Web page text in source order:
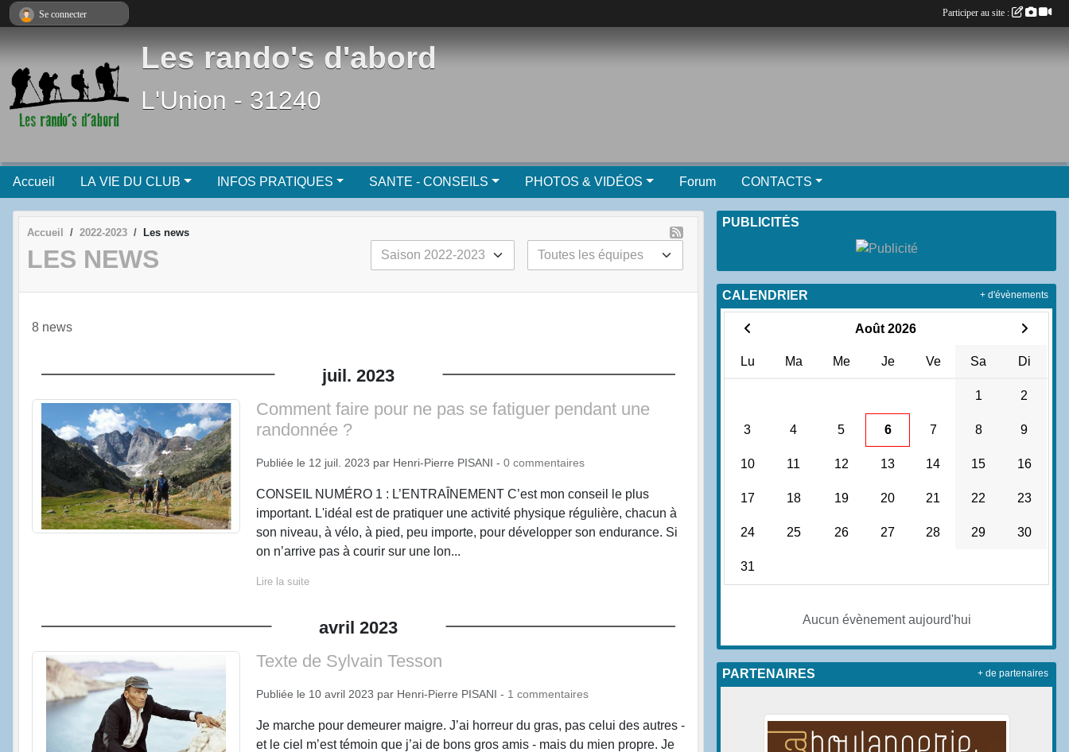
Les rando's d'abord
L'Union - 31240
Accueil LA VIE DU CLUB INFOS PRATIQUES SANTE - CONSEILS PHOTOS & VIDÉOS Forum CONTACTS
Accueil 2022-2023 Les news
LES NEWS
8 news
juil. 2023
Comment faire pour ne pas se fatiguer pendant une
randonnée ?
Publiée le 12 juil. 2023 par Henri-Pierre PISANI - 0 commentaires
CONSEIL NUMÉRO 1 : L’ENTRAÎNEMENT C’est mon conseil le plus
important. L'idéal est de pratiquer une activité physique régulière, chacun à
son niveau, à vélo, à pied, peu importe, pour développer son endurance. Si
on n’arrive pas à courir sur une lon...
Lire la suite
avril 2023
Texte de Sylvain Tesson
Publiée le 10 avril 2023 par Henri-Pierre PISANI - 1 commentaires
Je marche pour demeurer maigre. J’ai horreur du gras, pas celui des autres -
et le ciel m’est témoin que j’ai de bons gros amis - mais du mien propre. Je
PUBLICITÉS
CALENDRIER
Août 2026
Lu Ma Me Je Ve Sa Di
1 2
3 4 5 6 7 8 9
10 11 12 13 14 15 16
17 18 19 20 21 22 23
24 25 26 27 28 29 30
31
Aucun évènement aujourd'hui
+ d'évènements
PARTENAIRES + de partenaires
Se connecter Participer au site :
Panneau de gestion des cookies